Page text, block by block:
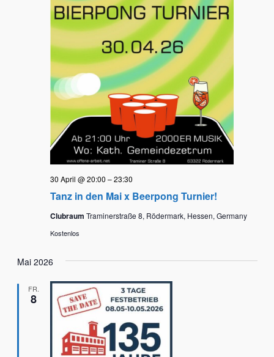
Tanz in den Mai x Beerpong Turnier!
30 April @ 20:00 –23:30
Clubraum Traminerstraße 8, Rödermark, Hessen, Germany
Kostenlos
Mai 2026
FR.
8